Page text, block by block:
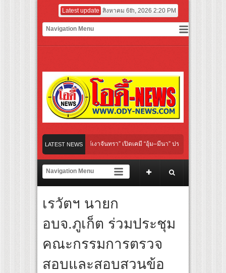
Latest update สิงหาคม 6th, 2026 2:20 PM
LATEST NEWS
Her Rules ใต้เงาจันทรา” เปิดเคมี “อุ้ม–มีนา” ประกบคู่ครั้งสำคัญ ชวนแฟนปัก
กอาย เลิกเงียบ เลิกชะล่าใจ” เรื่อง HPV ในแคมเปญ “HPV ไม่เป็นไร…ไม่ได้”
ชียร์ สู่ทีมชาติไทย ชวนแฟนลูกยางใกล้ชิดนักตบสาวทีมชาติไทย 15 ส.ค.นี้
ระดับโลก “ปู่ม่านย่าม่าน” เรียนรู้นวัตกรรมผักเชียงดาใน “หอมแผ่นดินฯ”
กษ์ ‘คุณยายวรนาฏ’ (INHERIT) เตรียมคายตะขาบหนังไทยในรอบปฐมทัศน์โลก ณ เ
สุดชีวิต โกนหัวรับบทแม่ชี นำทีมนักแสดงประชันความสยอง!
Her Rules ใต้เงาจันทรา” เปิดเคมี “อุ้ม–มีนา” ประกบคู่ครั้งสำคัญ ชวนแฟนปัก
เรวัตฯ นายก
อบจ.ภูเก็ต ร่วมประชุม
คณะกรรมการตรวจ
สอบและสอบสวนข้อ